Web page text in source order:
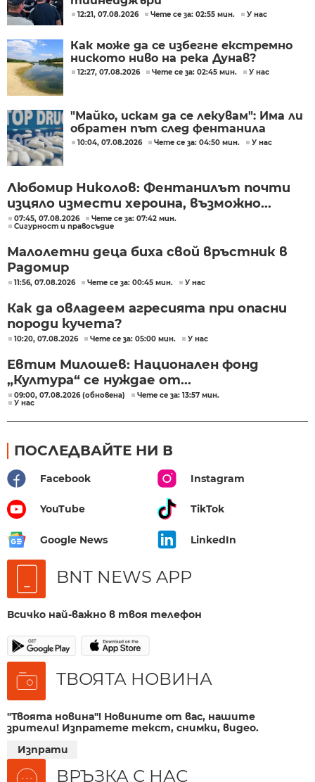
12:21, 07.08.2026 Чете се за: 02:55 мин. У нас
Как може да се избегне екстремно
ниското ниво на река Дунав?
12:27, 07.08.2026 Чете се за: 02:45 мин. У нас
"Майко, искам да се лекувам": Има ли
обратен път след фентанила
10:04, 07.08.2026 Чете се за: 04:50 мин. У нас
Любомир Николов: Фентанилът почти
изцяло измести хероина, възможно...
07:45, 07.08.2026
Чете се за: 07:42 мин.
Сигурност и правосъдие
Малолетни деца биха свой връстник в
Радомир
11:56, 07.08.2026 Чете се за: 00:45 мин. У нас
Как да овладеем агресията при опасни
породи кучета?
10:20, 07.08.2026 Чете се за: 05:00 мин. У нас
Евтим Милошев: Национален фонд
„Култура“ се нуждае от...
09:00, 07.08.2026 (обновена)
Чете се за: 13:57 мин.
У нас
ПОСЛЕДВАЙТЕ НИ В
Facebook Instagram
YouTube TikTok
Google News LinkedIn
BNT NEWS APP
Всичко най-важно в твоя телефон
ТВОЯТА НОВИНА
"Твоята новина"! Новините от вас, нашите
зрители! Изпратете текст, снимки, видео.
Изпрати
ВРЪЗКА С НАС